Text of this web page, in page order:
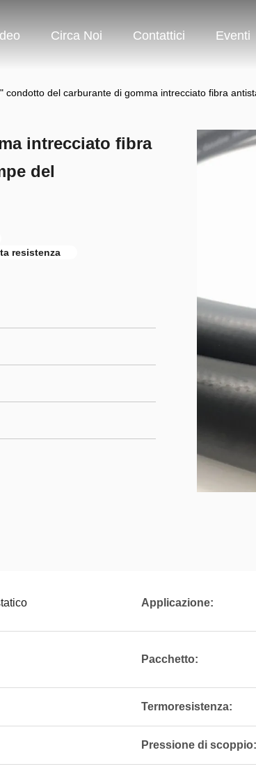
Circa Noi Contattici Eventi
condotto del carburante di gomma intrecciato fibra
intrecciato fibra
del
resistenza
Applicazione:
Pacchetto:
Termoresistenza:
Pressione di scoppio: